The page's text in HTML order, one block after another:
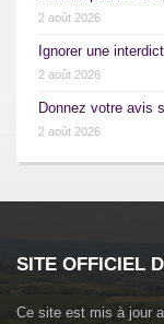
2 août 2026
Ignorer une
2 août 2026
Donnez votre avis
2 août 2026
SITE OFFICIEL
Ce site est mis à jour